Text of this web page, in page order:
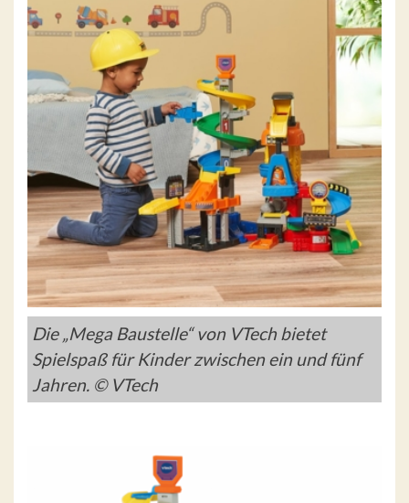
Die „Mega Baustelle“ von VTech bietet
Spielspaß für Kinder zwischen ein und fünf
Jahren. © VTech